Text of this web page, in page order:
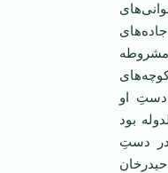
جاده‌های
دستِ او
بود
در دستِ